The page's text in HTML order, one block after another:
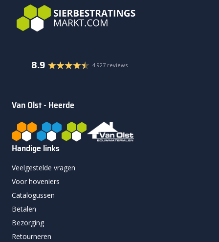
8.9 4.927 reviews
Van Olst - Heerde
Handige links
Veelgestelde vragen
Voor hoveniers
Catalogussen
Betalen
Bezorging
Retourneren